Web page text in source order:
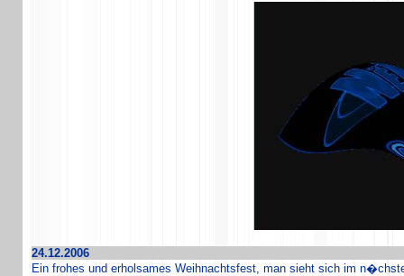
24.12.2006
Ein frohes und erholsames Weihnachtsfest, man sieht sich im